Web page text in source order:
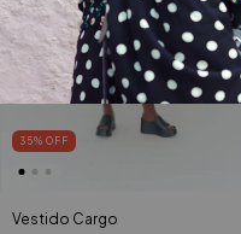
35% OFF
Vestido Cargo